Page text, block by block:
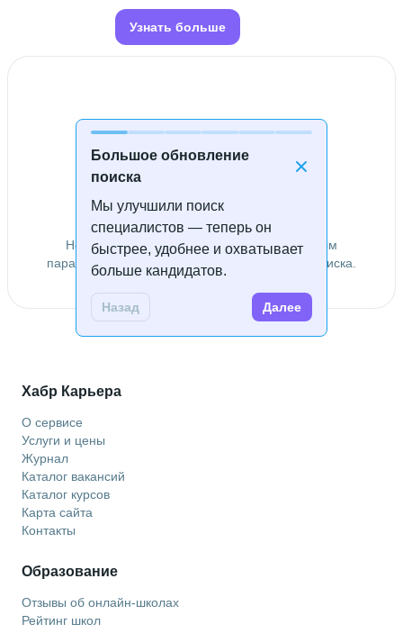
Большое обновление
поиска
Мы улучшили поиск
специалистов — теперь он
быстрее, удобнее и охватывает
больше кандидатов.
Назад Далее
Узнать больше
Специалисты не найдены
Не удалось найти специалистов по заданным
параметрам. Попробуйте изменить условия поиска.
Хабр Карьера
О сервисе
Услуги и цены
Журнал
Каталог вакансий
Каталог курсов
Карта сайта
Контакты
Образование
Отзывы об онлайн-школах
Рейтинг школ